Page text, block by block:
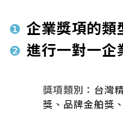
❶ 企業獎項的類
❷ 進行一對一企
獎項類別： 台灣
獎、品牌金舶獎